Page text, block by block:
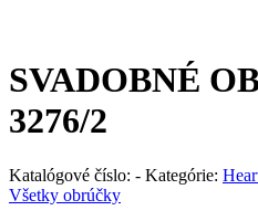
SVADOBNÉ
3276/2
Katalógové číslo: - Kategórie:
Všetky obrúčky